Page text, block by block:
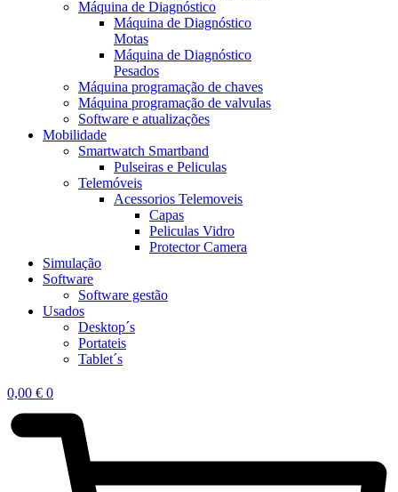
Máquina de Diagnóstico
Máquina de Diagnóstico
Motas
Máquina de Diagnóstico
Pesados
Máquina programação de chaves
Máquina programação de valvulas
Software e atualizações
Mobilidade
Smartwatch Smartband
Pulseiras e Peliculas
Telemóveis
Acessorios Telemoveis
Capas
Peliculas Vidro
Protector Camera
Simulação
Software
Software gestão
Usados
Desktop´s
Portateis
Tablet´s
0,00 € 0